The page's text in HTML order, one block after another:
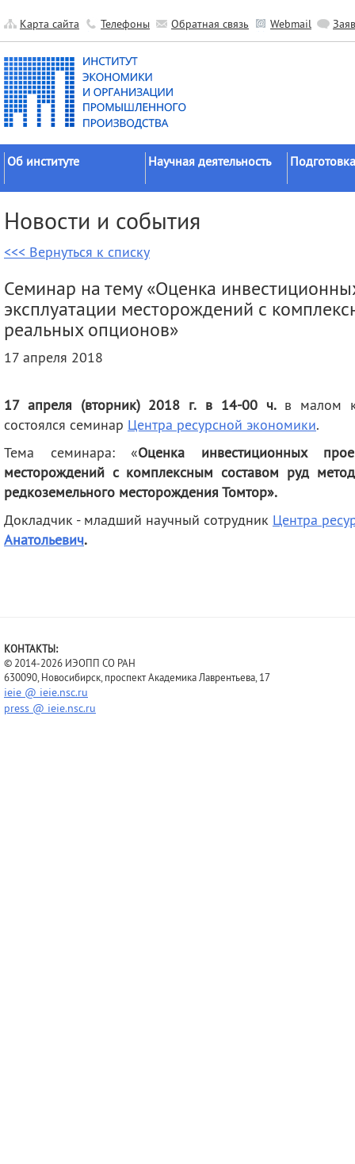
Карта сайта Телефоны Обратная связь Webmail
Об институте
Официальные документы
История
Научные подразделения
Прочие подразделения
деятельность
Научная деятельность
исследований
Гранты
Научные школы
Экспедиции
советы
Целевое
Новости и события
<<< Вернуться к списку
Семинар на тему «Оценка
эксплуатации месторождений с
реальных опционов»
17 апреля 2018
17 апреля (вторник) 2018 г. в 14-00 ч.в малом
состоялся семинар Центра ресурсной экономики.
Тема семинара: «Оценка инвестиционных
месторождений с комплексным составом руд
редкоземельного месторождения Томтор».
Докладчик - младший научный сотрудник Центра
Анатольевич.
КОНТАКТЫ:
© 2014-2026 ИЭОПП СО РАН
630090, Новосибирск, проспект Академика Лаврентьева, 17
ieie @ ieie.nsc.ru
press @ ieie.nsc.ru